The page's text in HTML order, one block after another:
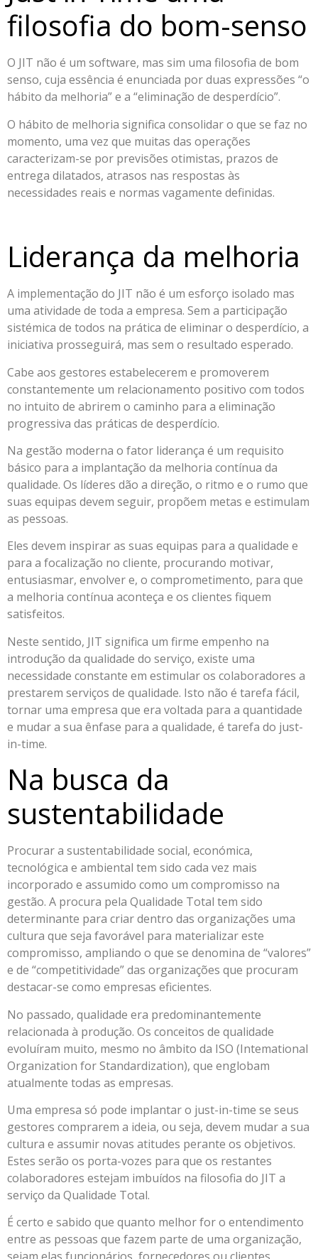
filosofia do bom-senso
O JIT não é um software, mas sim uma filosofia de bom
senso, cuja essência é enunciada por duas expressões “o
hábito da melhoria” e a “eliminação de desperdício”.
O hábito de melhoria significa consolidar o que se faz no
momento, uma vez que muitas das operações
caracterizam-se por previsões otimistas, prazos de
entrega dilatados, atrasos nas respostas às
necessidades reais e normas vagamente definidas.
Liderança da melhoria
A implementação do JIT não é um esforço isolado mas
uma atividade de toda a empresa. Sem a participação
sistémica de todos na prática de eliminar o desperdício, a
iniciativa prosseguirá, mas sem o resultado esperado.
Cabe aos gestores estabelecerem e promoverem
constantemente um relacionamento positivo com todos
no intuito de abrirem o caminho para a eliminação
progressiva das práticas de desperdício.
Na gestão moderna o fator liderança é um requisito
básico para a implantação da melhoria contínua da
qualidade. Os líderes dão a direção, o ritmo e o rumo que
suas equipas devem seguir, propõem metas e estimulam
as pessoas.
Eles devem inspirar as suas equipas para a qualidade e
para a focalização no cliente, procurando motivar,
entusiasmar, envolver e, o comprometimento, para que
a melhoria contínua aconteça e os clientes fiquem
satisfeitos.
Neste sentido, JIT significa um firme empenho na
introdução da qualidade do serviço, existe uma
necessidade constante em estimular os colaboradores a
prestarem serviços de qualidade. Isto não é tarefa fácil,
tornar uma empresa que era voltada para a quantidade
e mudar a sua ênfase para a qualidade, é tarefa do just-
in-time.
Na busca da
sustentabilidade
Procurar a sustentabilidade social, económica,
tecnológica e ambiental tem sido cada vez mais
incorporado e assumido como um compromisso na
gestão. A procura pela Qualidade Total tem sido
determinante para criar dentro das organizações uma
cultura que seja favorável para materializar este
compromisso, ampliando o que se denomina de “valores”
e de “competitividade” das organizações que procuram
destacar-se como empresas eficientes.
No passado, qualidade era predominantemente
relacionada à produção. Os conceitos de qualidade
evoluíram muito, mesmo no âmbito da ISO (Intemational
Organization for Standardization), que englobam
atualmente todas as empresas.
Uma empresa só pode implantar o just-in-time se seus
gestores comprarem a ideia, ou seja, devem mudar a sua
cultura e assumir novas atitudes perante os objetivos.
Estes serão os porta-vozes para que os restantes
colaboradores estejam imbuídos na filosofia do JIT a
serviço da Qualidade Total.
É certo e sabido que quanto melhor for o entendimento
entre as pessoas que fazem parte de uma organização,